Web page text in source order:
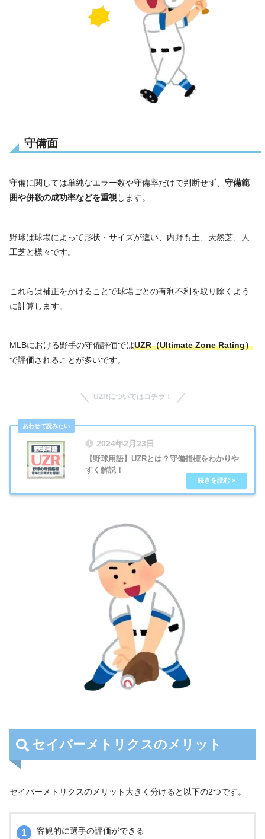
守備面
守備に関しては単純なエラー数や守備率だけで判断せず、 守備範
囲や併殺の成功率などを重視 します。
野球は球場によって形状・サイズが違い、内野も土、天然芝、人
工芝と様々です。
これらは補正をかけることで球場ごとの有利不利を取り除くよう
に計算します。
MLBにおける野手の守備評価ではUZR（Ultimate Zone Rating）
で評価されることが多いです。
UZRについてはコチラ！
2024年2月23日
【野球用語】UZRとは？守備指標をわかりや
すく解説！
セイバーメトリクスのメリット
セイバーメトリクスのメリット大きく分けると以下の2つです。
客観的に選手の評価ができる